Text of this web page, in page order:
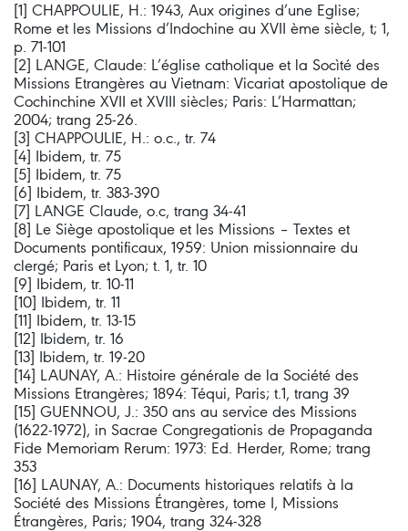
[1] CHAPPOULIE, H.: 1943, Aux origines d’une Eglise;
Rome et les Missions d’Indochine au XVII ème siècle, t; 1,
p. 71-101
[2] LANGE, Claude: L’église catholique et la Socìté des
Missions Etrangères au Vietnam: Vicariat apostolique de
Cochinchine XVII et XVIII siècles; Paris: L’Harmattan;
2004; trang 25-26.
[3] CHAPPOULIE, H.: o.c., tr. 74
[4] Ibidem, tr. 75
[5] Ibidem, tr. 75
[6] Ibidem, tr. 383-390
[7] LANGE Claude, o.c, trang 34-41
[8] Le Siège apostolique et les Missions – Textes et
Documents pontificaux, 1959: Union missionnaire du
clergé; Paris et Lyon; t. 1, tr. 10
[9] Ibidem, tr. 10-11
[10] Ibidem, tr. 11
[11] Ibidem, tr. 13-15
[12] Ibidem, tr. 16
[13] Ibidem, tr. 19-20
[14] LAUNAY, A.: Histoire générale de la Société des
Missions Etrangères; 1894: Téqui, Paris; t.1, trang 39
[15] GUENNOU, J.: 350 ans au service des Missions
(1622-1972), in Sacrae Congregationis de Propaganda
Fide Memoriam Rerum: 1973: Ed. Herder, Rome; trang
353
[16] LAUNAY, A.: Documents historiques relatifs à la
Société des Missions Étrangères, tome I, Missions
Étrangères, Paris; 1904, trang 324-328